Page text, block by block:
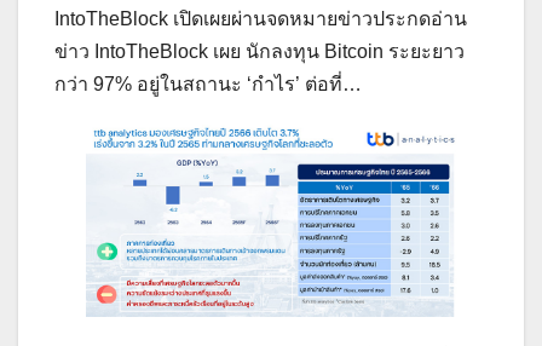
IntoTheBlock เปิดเผยผ่านจดหมายข่าวประกดอ่าน
ข่าว IntoTheBlock เผย นักลงทุน Bitcoin ระยะยาว
กว่า 97% อยู่ในสถานะ ‘กำไร’ ต่อที่…